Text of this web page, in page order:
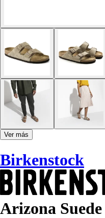
Ver más
Birkenstock
Arizona Suede